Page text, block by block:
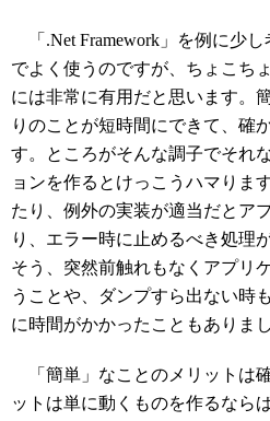
「.Net Framework」を例に少
でよく使うのですが、ちょこち
には非常に有用だと思います。
りのことが短時間にできて、確
す。ところがそんな調子でそれ
ョンを作るとけっこうハマりま
たり、例外の実装が適当だとア
り、エラー時に止めるべき処理
そう、突然前触れもなくアプリ
うことや、ダンプすら出ない時
に時間がかかったこともありまし
「簡単」なことのメリットは
ットは単に動くものを作るなら